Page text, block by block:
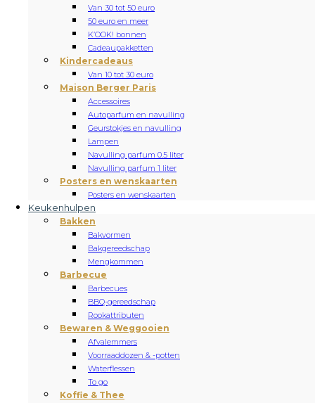
Van 30 tot 50 euro
50 euro en meer
K’OOK! bonnen
Cadeaupakketten
Kindercadeaus
Van 10 tot 30 euro
Maison Berger Paris
Accessoires
Autoparfum en navulling
Geurstokjes en navulling
Lampen
Navulling parfum 0.5 liter
Navulling parfum 1 liter
Posters en wenskaarten
Posters en wenskaarten
Keukenhulpen
Bakken
Bakvormen
Bakgereedschap
Mengkommen
Barbecue
Barbecues
BBQ-gereedschap
Rookattributen
Bewaren & Weggooien
Afvalemmers
Voorraaddozen & -potten
Waterflessen
To go
Koffie & Thee